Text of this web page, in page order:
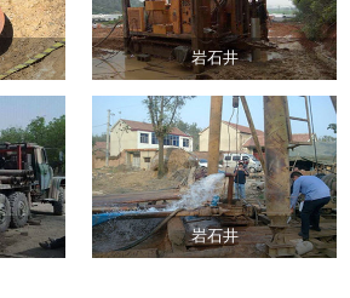
岩石井
岩石井